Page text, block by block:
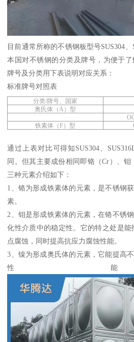
目前通常所称的不锈钢板型号SUS304
本国对不锈钢的分类及牌号，为便于
牌号及分类用下表说明对应关系：
标准牌号对照表
分类/牌号、国家
奥氏体（A ）型
铁素体（F）型
通过上表对比可得知SUS304
同。但其主要成份相同即铬（Cr）、钼
三种元素介绍如下：
1
、铬为形成铁素体的元素，是不锈钢
素。
2 、钼是形成铁素体的元素，在铬不锈
化性介质中的稳定性。它的特之处是能
点腐蚀，同时提高抗应力腐蚀性能。
3 、镍为形成奥氏体的元素，它能提高
性